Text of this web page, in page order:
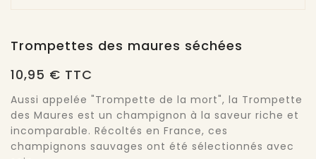
Trompettes des maures séchées
10,95 € TTC
Aussi appelée "Trompette de la mort", la Trompette
des Maures est un champignon à la saveur riche et
incomparable. Récoltés en France, ces
champignons sauvages ont été sélectionnés avec